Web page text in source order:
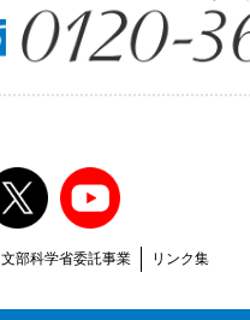
文部科学省委託事業 リンク集